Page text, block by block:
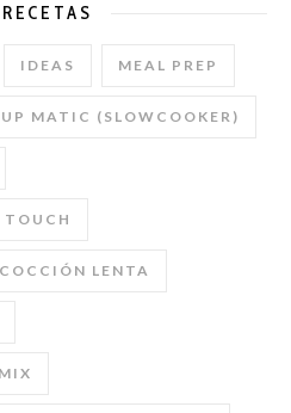
IDEAS MEAL PREP
MATIC (SLOWCOOKER)
TOUCH
LENTA